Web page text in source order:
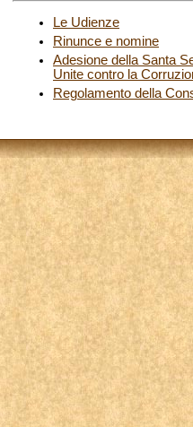
Le Udienze
Rinunce e nomine
Adesione della Santa
Unite contro la
Regolamento della